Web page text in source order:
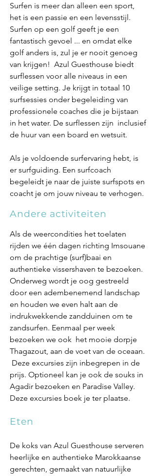
Surfen is meer dan alleen een sport,
het is een passie en een levensstijl.
Surfen op een golf geeft je een
fantastisch gevoel ... en omdat elke
golf anders is, zul je er nooit genoeg
van krijgen! Azul Guesthouse biedt
surflessen voor alle niveaus in een
veilige setting. Je krijgt in totaal 10
surfsessies onder begeleiding van
professionele coaches die je bijstaan
in het water. De surflessen zijn inclusief
de huur van een board en wetsuit.
Als je voldoende surfervaring hebt, is
er surfguiding. Een surfcoach
begeleidt je naar de juiste surfspots en
coacht je om jouw niveau te verhogen.
Andere activiteiten
Als de weercondities het toelaten
rijden we één dagen richting Imsouane
om de prachtige (surf)baai en
authentieke vissershaven te bezoeken.
Onderweg wordt je oog gestreeld
door een adembenemend landschap
en houden we even halt aan de
indrukwekkende zandduinen om te
zandsurfen. Eenmaal per week
bezoeken we ook het mooie dorpje
Thagazout, aan de voet van de oceaan.
Deze excursies zijn inbegrepen in de
prijs. Optioneel kan je ook de souks in
Agadir bezoeken en Paradise Valley.
Deze excursies boek je ter plaatse.
Eten
De koks van Azul Guesthouse serveren
heerlijke en authentieke Marokkaanse
gerechten, gemaakt van natuurlijke